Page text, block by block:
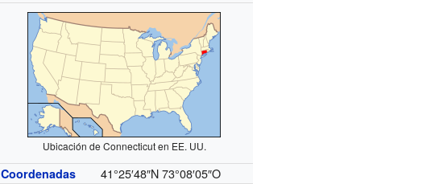
Ubicación de Connecticut en EE. UU.
Coordenadas 41°25′48″N 73°08′05″O